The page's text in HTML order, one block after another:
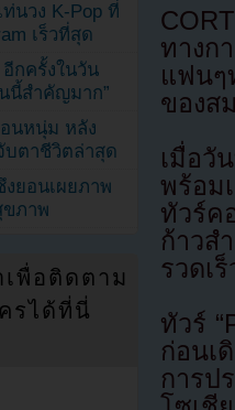
ทางก
แฟนๆ
ของส
เมื่อวั
พร้อม
ทัวร์ค
ก้าวส
รวดเ
ทัวร์
ก่อนเ
การป
นวง K-Pop ที่
เร็วที่สุด
กครั้งในวัน
นี้สำคัญมาก”
นหนุ่ม หลัง
ตาชีวิตล่าสุด
ยอนเผยภาพ
ขภาพ
พื่อติดตาม
รได้ที่นี่